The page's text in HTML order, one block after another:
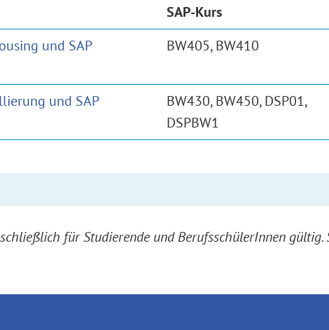
SAP-Kurs
und SAP
BW405, BW410
und SAP
BW430, BW450, DSP01,
DSPBW1
für Studierende und BerufsschülerInnen